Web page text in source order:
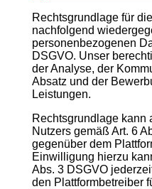
Rechtsgrundlage für
nachfolgend
personenbezogenen
DSGVO. Unser
der Analyse, der
Absatz und der
Leistungen.
Rechtsgrundlage
Nutzers gemäß Art. 6
gegenüber dem
Einwilligung hierzu
Abs. 3 DSGVO
den Plattformbetreiber